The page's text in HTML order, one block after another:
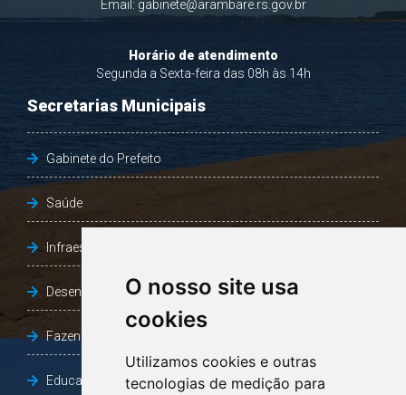
O nosso site usa
cookies
Utilizamos cookies e outras
tecnologias de medição para
Email: gabinete@arambare.rs.gov.br
Horário de atendimento
Segunda a Sexta-feira das 08h às 14h
Secretarias Municipais
Gabinete do Prefeito
Saúde
Infraestrutura, Agricultura e Meio Ambiente
Desenvolvimento Social
Fazenda e Desenvolvimento Econômico
Educação